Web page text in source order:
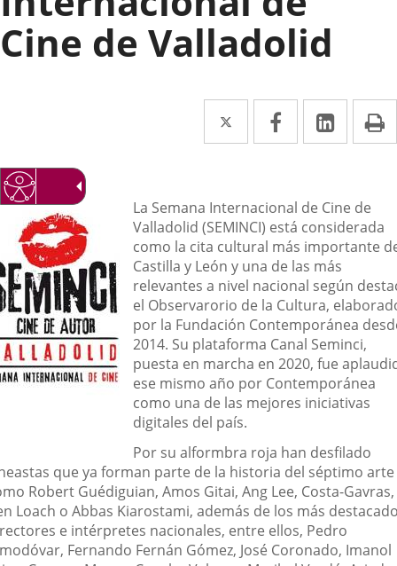
Cine de Valladolid
Twitter
Enlace
a
aplicación
externa.
Facebook
Enlace
a
aplicación
externa.
Enlace
a
La Semana Internacional de Cine de
Valladolid (SEMINCI) está considerada
como la cita cultural más importante
Castilla y León y una de las más
relevantes a nivel nacional según
el Observarorio de la Cultura,
por la Fundación Contemporánea
2014. Su plataforma Canal Seminci,
puesta en marcha en 2020, fue
ese mismo año por Contemporánea
como una de las mejores iniciativas
digitales del país.
Por su alformbra roja han desfilado
que ya forman parte de la historia del séptimo arte
Robert Guédiguian, Amos Gitai, Ang Lee, Costa-Gavras,
Loach o Abbas Kiarostami, además de los más
e intérpretes nacionales, entre ellos, Pedro
Fernando Fernán Gómez, José Coronado, Imanol